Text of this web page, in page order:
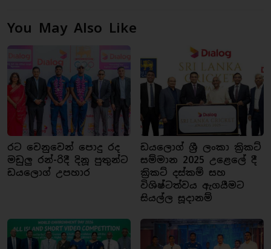
You May Also Like
රට වෙනුවෙන් පොදු රද
මඩුලු රන්-රිදී දිනූ පුතුන්ට
ඩයලොග් උපහාර
ඩයලොග් ශ්‍රී ලංකා ක්‍රිකට්
සම්මාන 2025 උළෙලේ දී
ක්‍රිකට් දස්කම් සහ
විශිෂ්ටත්වය ඇගයීමට
සියල්ල සූදානම්